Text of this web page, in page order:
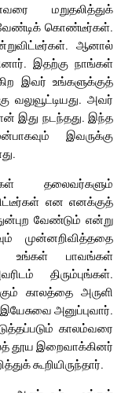
மறுதலித்துக்
வேண்டிக் கொண்டீர்கள்.
ஆனால்
இதற்கு நாங்கள்
இவர் உங்களுக்குத்
வலுவூட்டியது. அவர்
இது நடந்தது. இந்த
இவருக்கு
தலைவர்களும்
என எனக்குத்
வேண்டும் என்று
முன்னறிவித்ததை
உங்கள் பாவங்கள்
திரும்புங்கள்.
காலத்தை அருளி
அனுப்புவார்.
காலம்வரை
தூய இறைவாக்கினர்
கூறியிருந்தார்.